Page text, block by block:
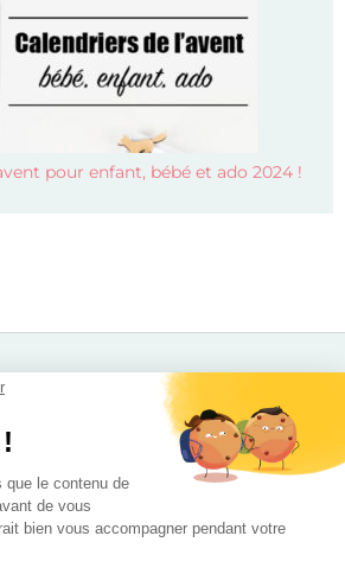
que le contenu de
de vous
bien vous accompagner pendant votre
pour enfant, bébé et ado 2024 !
de l’avent 2026
de l’avent beauté 2026